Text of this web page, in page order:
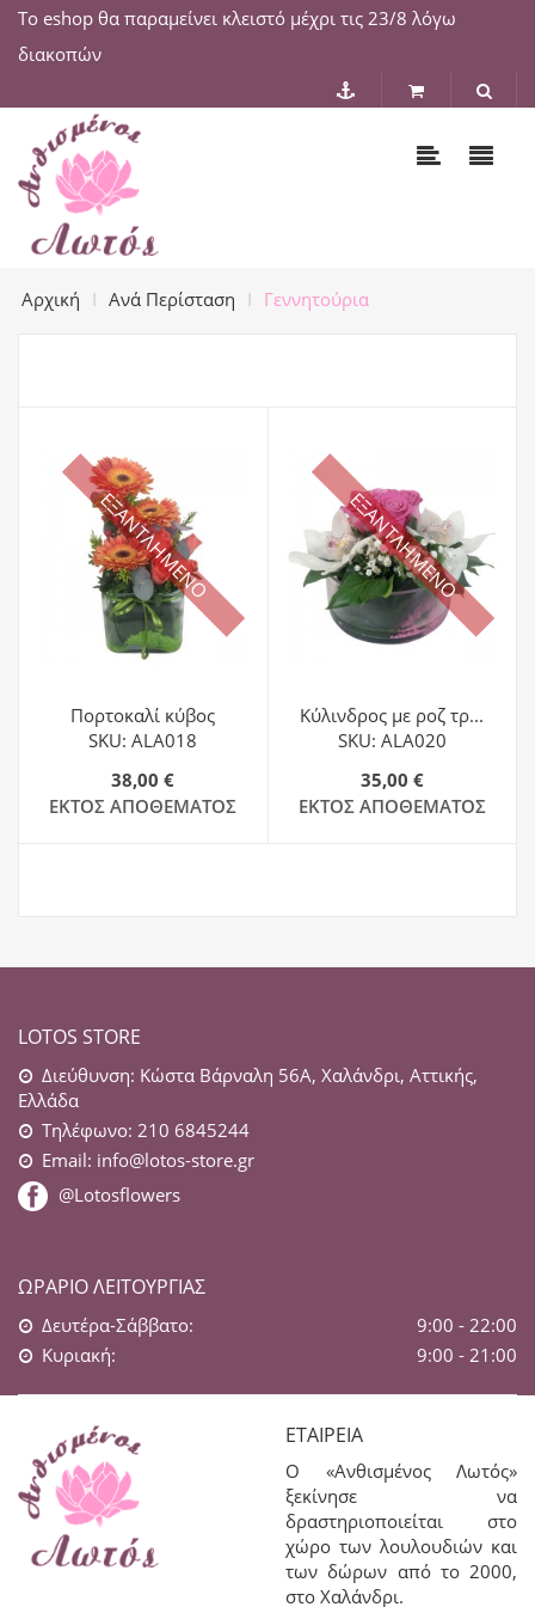
Το eshop θα παραμείνει κλειστό μέχρι τις 23/8 λόγω
διακοπών
Αρχική Ανά Περίσταση Γεννητούρια
ΕΞΑΝΤΛΗΜΕΝΟ
Πορτοκαλί κύβος
SKU: ALA018
38,00 €
ΕΚΤΌΣ ΑΠΟΘΈΜΑΤΟΣ
ΕΞΑΝΤΛΗΜΕΝΟ
Κύλινδρος με ροζ τρ...
SKU: ALA020
35,00 €
ΕΚΤΌΣ ΑΠΟΘΈΜΑΤΟΣ
LOTOS STORE
Διεύθυνση: Κώστα Βάρναλη 56Α, Χαλάνδρι, Αττικής,
Ελλάδα
Τηλέφωνο: 210 6845244
Email: info@lotos-store.gr
@Lotosflowers
ΩΡΆΡΙΟ ΛΕΙΤΟΥΡΓΊΑΣ
Δευτέρα-Σάββατο:
9:00 - 22:00
Κυριακή:
9:00 - 21:00
ΕΤΑΙΡΕΊΑ
Ο «Ανθισμένος Λωτός»
ξεκίνησε να
δραστηριοποιείται στο
χώρο των λουλουδιών και
των δώρων από το 2000,
στο Χαλάνδρι.